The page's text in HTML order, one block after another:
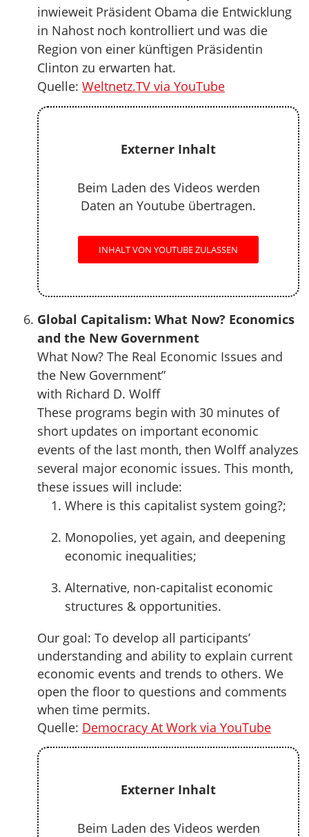
inwieweit Präsident Obama die Entwicklung
in Nahost noch kontrolliert und was die
Region von einer künftigen Präsidentin
Clinton zu erwarten hat.
Quelle: Weltnetz.TV via YouTube
Externer Inhalt
Beim Laden des Videos werden
Daten an Youtube übertragen.
INHALT VON YOUTUBE ZULASSEN
Global Capitalism: What Now? Economics
and the New Government
What Now? The Real Economic Issues and
the New Government”
with Richard D. Wolff
These programs begin with 30 minutes of
short updates on important economic
events of the last month, then Wolff analyzes
several major economic issues. This month,
these issues will include:
Where is this capitalist system going?;
Monopolies, yet again, and deepening
economic inequalities;
Alternative, non-capitalist economic
structures & opportunities.
Our goal: To develop all participants’
understanding and ability to explain current
economic events and trends to others. We
open the floor to questions and comments
when time permits.
Quelle: Democracy At Work via YouTube
Externer Inhalt
Beim Laden des Videos werden